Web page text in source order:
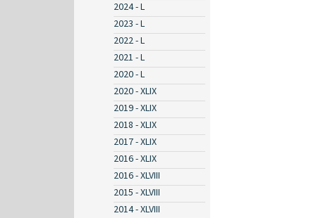
2024 - L
2023 - L
2022 - L
2021 - L
2020 - L
2020 - XLIX
2019 - XLIX
2018 - XLIX
2017 - XLIX
2016 - XLIX
2016 - XLVIII
2015 - XLVIII
2014 - XLVIII